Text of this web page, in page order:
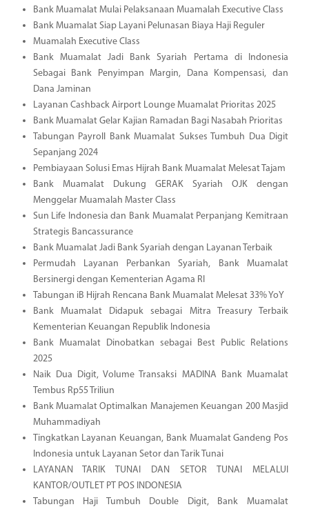
Bank Muamalat Mulai Pelaksanaan Muamalah Executive Class
Bank Muamalat Siap Layani Pelunasan Biaya Haji Reguler
Muamalah Executive Class
Bank Muamalat Jadi Bank Syariah Pertama di Indonesia
Sebagai Bank Penyimpan Margin, Dana Kompensasi, dan
Dana Jaminan
Layanan Cashback Airport Lounge Muamalat Prioritas 2025
Bank Muamalat Gelar Kajian Ramadan Bagi Nasabah Prioritas
Tabungan Payroll Bank Muamalat Sukses Tumbuh Dua Digit
Sepanjang 2024
Pembiayaan Solusi Emas Hijrah Bank Muamalat Melesat Tajam
Bank Muamalat Dukung GERAK Syariah OJK dengan
Menggelar Muamalah Master Class
Sun Life Indonesia dan Bank Muamalat Perpanjang Kemitraan
Strategis Bancassurance
Bank Muamalat Jadi Bank Syariah dengan Layanan Terbaik
Permudah Layanan Perbankan Syariah, Bank Muamalat
Bersinergi dengan Kementerian Agama RI
Tabungan iB Hijrah Rencana Bank Muamalat Melesat 33% YoY
Bank Muamalat Didapuk sebagai Mitra Treasury Terbaik
Kementerian Keuangan Republik Indonesia
Bank Muamalat Dinobatkan sebagai Best Public Relations
2025
Naik Dua Digit, Volume Transaksi MADINA Bank Muamalat
Tembus Rp55 Triliun
Bank Muamalat Optimalkan Manajemen Keuangan 200 Masjid
Muhammadiyah
Tingkatkan Layanan Keuangan, Bank Muamalat Gandeng Pos
Indonesia untuk Layanan Setor dan Tarik Tunai
LAYANAN TARIK TUNAI DAN SETOR TUNAI MELALUI
KANTOR/OUTLET PT POS INDONESIA
Tabungan Haji Tumbuh Double Digit, Bank Muamalat